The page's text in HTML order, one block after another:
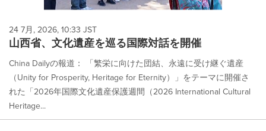
24 7月, 2026, 10:33 JST
山西省、文化遺産を巡る国際対話を開催
China Dailyの報道： 「繁栄に向けた団結、永遠に受け継ぐ遺産
（Unity for Prosperity, Heritage for Eternity）」をテーマに開催さ
れた「2026年国際文化遺産保護週間（2026 International Cultural
Heritage...